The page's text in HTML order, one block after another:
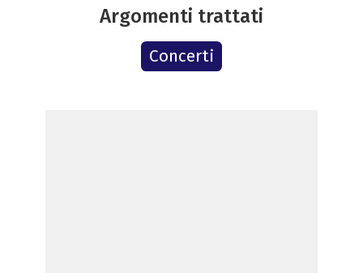
Argomenti trattati
Concerti